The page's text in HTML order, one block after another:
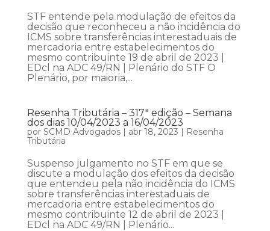
STF entende pela modulação de efeitos da
decisão que reconheceu a não incidência do
ICMS sobre transferências interestaduais de
mercadoria entre estabelecimentos do
mesmo contribuinte 19 de abril de 2023 |
EDcl na ADC 49/RN | Plenário do STF O
Plenário, por maioria,...
Resenha Tributária – 317ª edição – Semana
dos dias 10/04/2023 a 16/04/2023
por SCMD Advogados| abr 18, 2023 | Resenha
Tributária
Suspenso julgamento no STF em que se
discute a modulação dos efeitos da decisão
que entendeu pela não incidência do ICMS
sobre transferências interestaduais de
mercadoria entre estabelecimentos do
mesmo contribuinte 12 de abril de 2023 |
EDcl na ADC 49/RN | Plenário...